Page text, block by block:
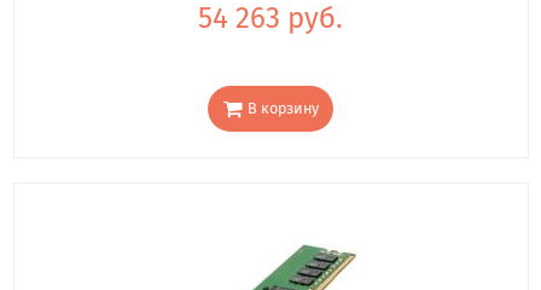
54 263 руб.
В корзину